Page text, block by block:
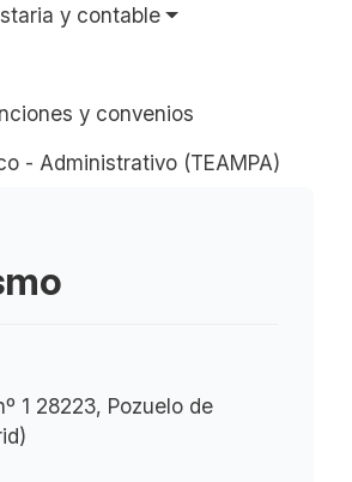
y contable
y convenios
- Administrativo (TEAMPA)
1 28223, Pozuelo de